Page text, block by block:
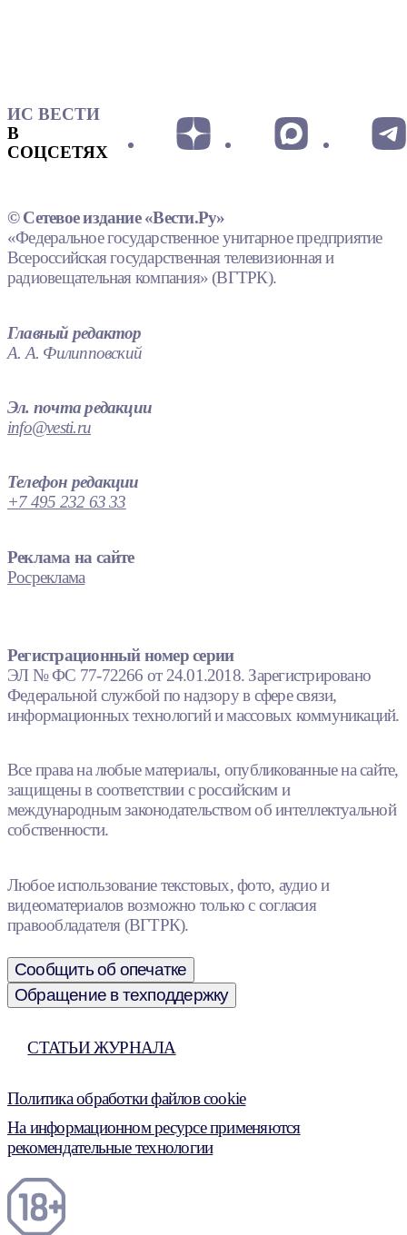
ИС ВЕСТИ
В
СОЦСЕТЯХ
© Сетевое издание «Вести.Ру»
«Федеральное государственное унитарное предприятие
Всероссийская государственная телевизионная и
радиовещательная компания» (ВГТРК).
Главный редактор
А. А. Филипповский
Эл. почта редакции
info@vesti.ru
Телефон редакции
+7 495 232 63 33
Реклама на сайте
Росреклама
Регистрационный номер серии
ЭЛ № ФС 77-72266 от 24.01.2018. Зарегистрировано
Федеральной службой по надзору в сфере связи,
информационных технологий и массовых коммуникаций.
Все права на любые материалы, опубликованные на сайте,
защищены в соответствии с российским и
международным законодательством об интеллектуальной
собственности.
Любое использование текстовых, фото, аудио и
видеоматериалов возможно только с согласия
правообладателя (ВГТРК).
Сообщить об опечатке
Обращение в техподдержку
СТАТЬИ ЖУРНАЛА
Политика обработки файлов cookie
На информационном ресурсе применяются
рекомендательные технологии